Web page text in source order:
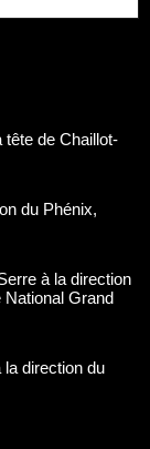
du Phénix,
à la direction
Grand
direction du
lauréats 2026 !